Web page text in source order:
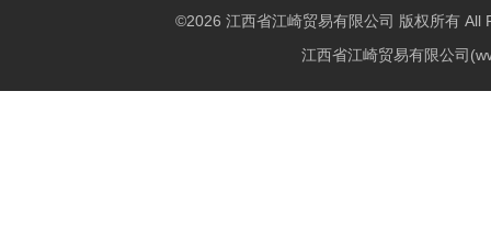
©2026 江西省江崎贸易有限公司 版权所有 All
江西省江崎贸易有限公司